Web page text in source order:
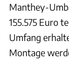
Manthey-
155.575 Euro
Umfang
Montage